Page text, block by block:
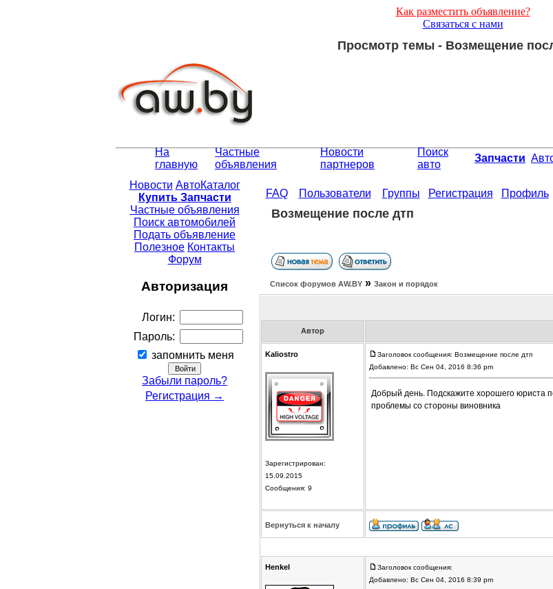
Как разместить объявление?
Связаться с нами
Просмотр темы - Возмещение
На
главную
Частные
объявления
Новости
партнеров
Поиск
авто
Запчасти
Новости АвтоКаталог
Купить Запчасти
Частные объявления
Поиск автомобилей
Подать объявление
Полезное Контакты
Форум
Авторизация
Логин:
Пароль:
запомнить меня
Забыли пароль?
Регистрация →
FAQ Пользователи Группы Регистрация Профиль
Возмещение после дтп
Список форумов АW.BY» Закон и порядок
Автор
Kaliostro
Зарегистрирован:
15.09.2015
Сообщения: 9
Заголовок сообщения: Возмещение после дтп
Добавлено: Вс Сен 04, 2016 8:36 pm
Добрый день. Подскажите хорошего юриста
проблемы со стороны виновника
Вернуться к началу
Henkel
Заголовок сообщения:
Добавлено: Вс Сен 04, 2016 8:39 pm